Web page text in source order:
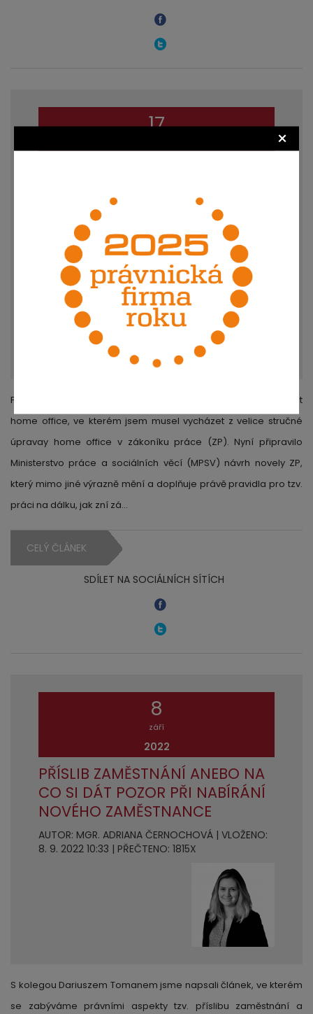
×
17
HOME OFFICE, ANEBO CO VÁS
ČEKÁ A (NE)MINE
AUTOR: MGR. PETR OTEVŘEL | VLOŽENO: 17. 10.
2022 23:54 | PŘEČTENO: 1904X
Před dvěma lety jsem publikoval článek Jak smluvně upravit
home office, ve kterém jsem musel vycházet z velice stručné
úpravay home office v zákoníku práce (ZP). Nyní připravilo
Ministerstvo práce a sociálních věcí (MPSV) návrh novely ZP,
který mimo jiné výrazně mění a doplňuje právě pravidla pro tzv.
práci na dálku, jak zní zá…
CELÝ ČLÁNEK
SDÍLET NA SOCIÁLNÍCH SÍTÍCH
8
září
2022
PŘÍSLIB ZAMĚSTNÁNÍ ANEBO NA
CO SI DÁT POZOR PŘI NABÍRÁNÍ
NOVÉHO ZAMĚSTNANCE
AUTOR: MGR. ADRIANA ČERNOCHOVÁ | VLOŽENO:
8. 9. 2022 10:33 | PŘEČTENO: 1815X
S kolegou Dariuszem Tomanem jsme napsali článek, ve kterém
se zabýváme právními aspekty tzv. příslibu zaměstnání a